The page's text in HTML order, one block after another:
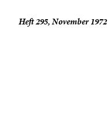
Heft 295, November 1972